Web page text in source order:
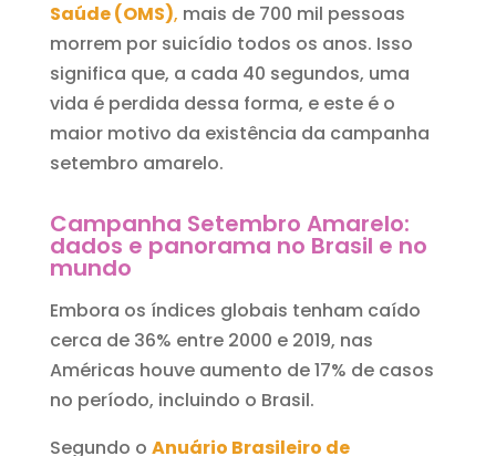
Saúde (OMS), mais de 700 mil pessoas
morrem por suicídio todos os anos. Isso
significa que, a cada 40 segundos, uma
vida é perdida dessa forma, e este é o
maior motivo da existência da campanha
setembro amarelo.
Campanha Setembro Amarelo:
dados e panorama no Brasil e no
mundo
Embora os índices globais tenham caído
cerca de 36% entre 2000 e 2019, nas
Américas houve aumento de 17% de casos
no período, incluindo o Brasil.
Segundo o Anuário Brasileiro de